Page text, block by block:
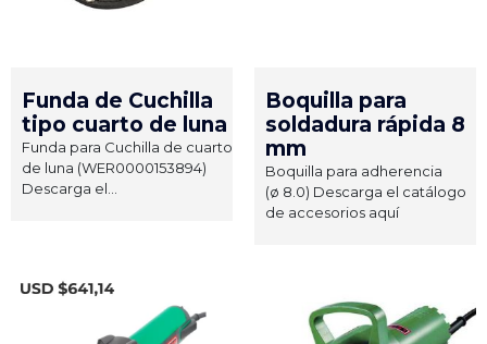
Funda de Cuchilla
tipo cuarto de luna
Funda para Cuchilla de cuarto
de luna (WER0000153894)
Descarga el...
Boquilla para
soldadura rápida 8
mm
Boquilla para adherencia
(ø 8.0) Descarga el catálogo
de accesorios aquí